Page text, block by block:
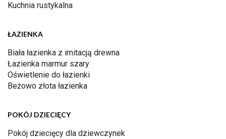
Kuchnia rustykalna
ŁAZIENKA
Biała łazienka z imitacją drewna
Łazienka marmur szary
Oświetlenie do łazienki
Beżowo złota łazienka
POKÓJ DZIECIĘCY
Pokój dziecięcy dla dziewczynek